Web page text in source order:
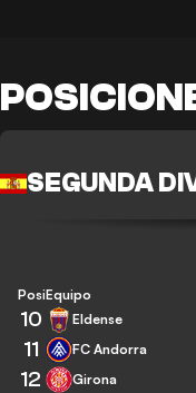
SEGUNDA
Posición
Equipo
10 Eldense
11 FC Andorra
12 Girona